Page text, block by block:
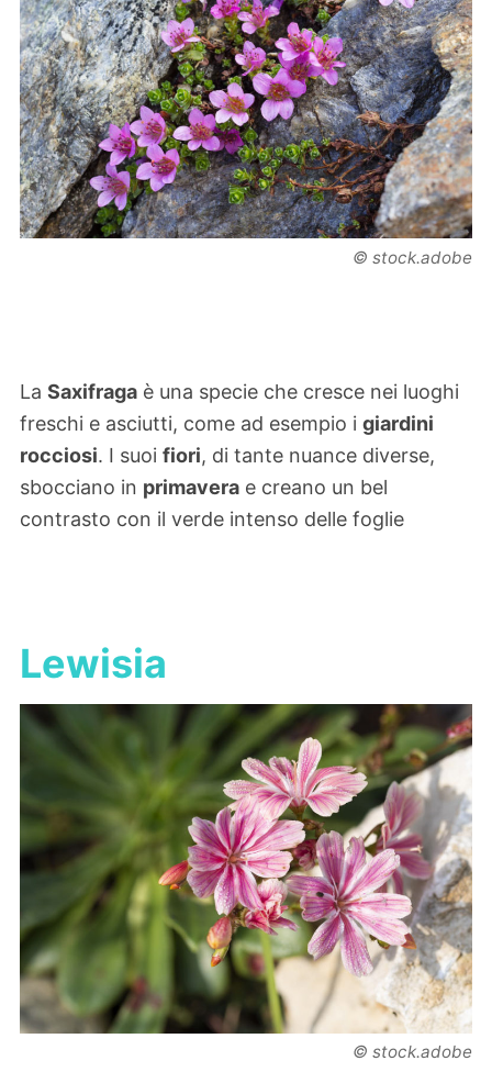
© stock.adobe
La Saxifraga è una specie che cresce nei luoghi
freschi e asciutti, come ad esempio i giardini
rocciosi. I suoi fiori, di tante nuance diverse,
sbocciano in primavera e creano un bel
contrasto con il verde intenso delle foglie
Lewisia
© stock.adobe